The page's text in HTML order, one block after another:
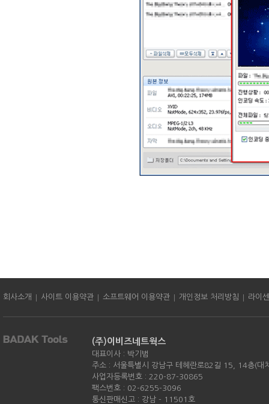
회사소개 | 사이트 이용약관 | 소프트웨어 이용약관 | 개인정보 처리방침 | 라이
(주)이비즈네트웍스
대표이사 : 박기범
주소 : 서울특별시 강남구 테헤란로82길 15, 14층(대
사업자등록번호 : 220-87-30865
팩스번호 : 02-6255-3096
통신판매신고 : 강남 - 11501호